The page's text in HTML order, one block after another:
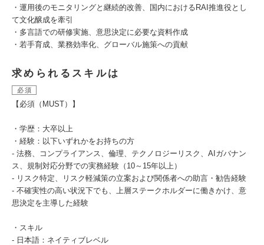
・運用後のモニタリングと継続的改善、国内におけるRAI推進役とし
て文化醸成を牽引
・多言語での研修実施、意思決定に必要な資料作成
・若手育成、業務効率化、グローバル施策への貢献
求められるスキルは
必須
【必須（MUST）】
・学歴：大卒以上
・経験：以下いずれかをお持ちの方
- 法務、コンプライアンス、倫理、テクノロジーリスク、AIガバナン
ス、規制対応分野での実務経験（10～15年以上）
- リスク特定、リスク軽減策の立案および関係者への助言・勧告経験
- 不確実性の高い状況下でも、上層ステークホルダーに働きかけ、意
思決定を主導した経験
・スキル
- 日本語：ネイティブレベル